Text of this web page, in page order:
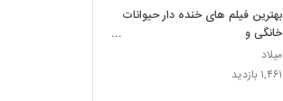
بهترین فیلم های خنده دار حیوانات
خانگی و
کودکان,مستند,حیوانات,شکار,حیات
وحش,راز بقا
میلاد
۱,۴۶۱ بازدید